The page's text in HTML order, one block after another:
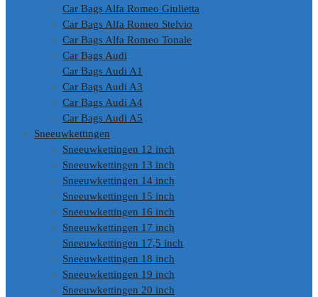
Car Bags Alfa Romeo Giulietta
Car Bags Alfa Romeo Stelvio
Car Bags Alfa Romeo Tonale
Car Bags Audi
Car Bags Audi A1
Car Bags Audi A3
Car Bags Audi A4
Car Bags Audi A5
Sneeuwkettingen
Sneeuwkettingen 12 inch
Sneeuwkettingen 13 inch
Sneeuwkettingen 14 inch
Sneeuwkettingen 15 inch
Sneeuwkettingen 16 inch
Sneeuwkettingen 17 inch
Sneeuwkettingen 17,5 inch
Sneeuwkettingen 18 inch
Sneeuwkettingen 19 inch
Sneeuwkettingen 20 inch